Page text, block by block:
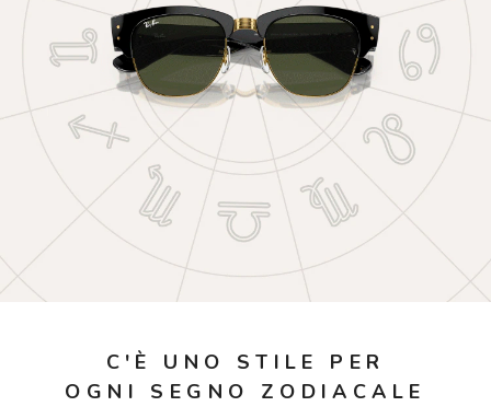
Prenota un test della vista gratuito
Controllo visivo
Carta fedeltà
Logout
C'È UNO STILE PER
OGNI
SEGNO ZODIACALE